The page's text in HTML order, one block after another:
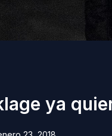
ya